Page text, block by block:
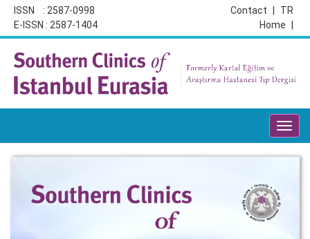
ISSN : 2587-0998
E-ISSN : 2587-1404
TR
Contact
Home